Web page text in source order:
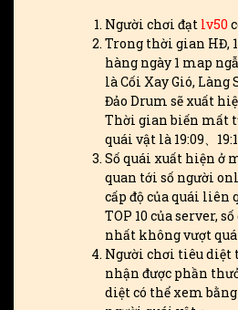
Người chơi đạt lv50
Trong thời gian HĐ,
hàng ngày 1 map
là Cối Xay Gió, Làng
Đảo Drum sẽ xuất
Thời gian biến mất
quái vật là 19:09、
Số quái xuất hiện ở
quan tới số người
cấp độ của quái liên
TOP 10 của server,
nhất không vượt quá
Người chơi tiêu diệt
nhận được phần
diệt có thể xem